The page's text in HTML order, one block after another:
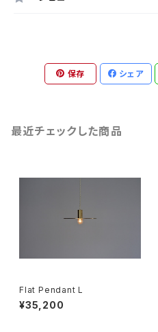
保存 シェア
最近チェックした商品
Flat Pendant L
¥35,200